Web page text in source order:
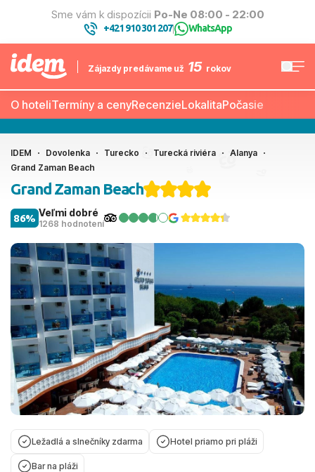
Sme vám k dispozícii Po-Ne 08:00 - 22:00
+421 910 301 207| WhatsApp
Zájazdy predávame už 15 rokov
O hoteliTermíny a cenyRecenzieLokalitaPočasie
IDEM Dovolenka Turecko Turecká riviéra
Alanya
Grand Zaman Beach
Grand Zaman Beach
Veľmi dobré
1268 hodnotení
86%
Ležadlá a slnečníky zdarma Hotel priamo pri pláži
Bar na pláži